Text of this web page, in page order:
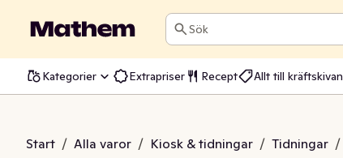
Sök
Kategorier Extrapriser Recept Allt till kräftskivan
Start / Alla varor / Kiosk & tidningar / Tidningar /
Tidsam